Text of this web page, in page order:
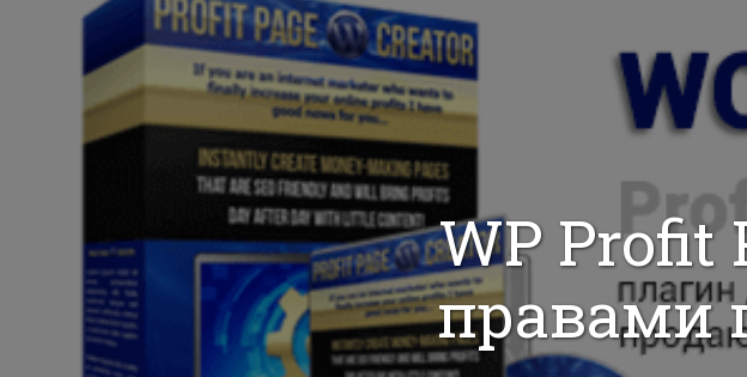
WP Profit
правами